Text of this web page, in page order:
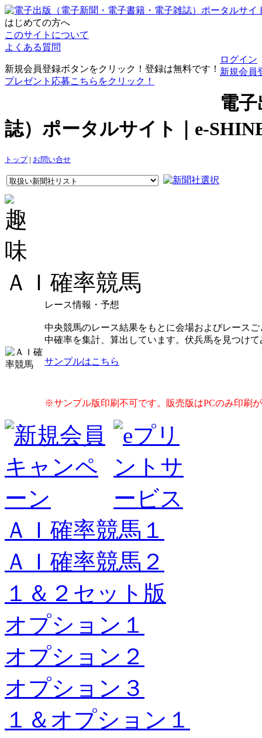
はじめての方へ
このサイトについて
よくある質問
新規会員登録ボタンをクリック！登録は無料です！
プレゼント応募こちらをクリック！
ログイン
新規会員
電
誌）ポータルサイト｜e-
トップ| お問い合せ
ＡＩ確率競馬
レース情報・予想
中央競馬のレース結果をもとに会場およびレース
中確率を集計、算出しています。伏兵馬を見つけ
サンプルはこちら
※サンプル版印刷不可です。販売版はPCのみ印刷
ＡＩ確率競馬１
ＡＩ確率競馬２
１＆２セット版
オプション１
オプション２
オプション３
１＆オプション１